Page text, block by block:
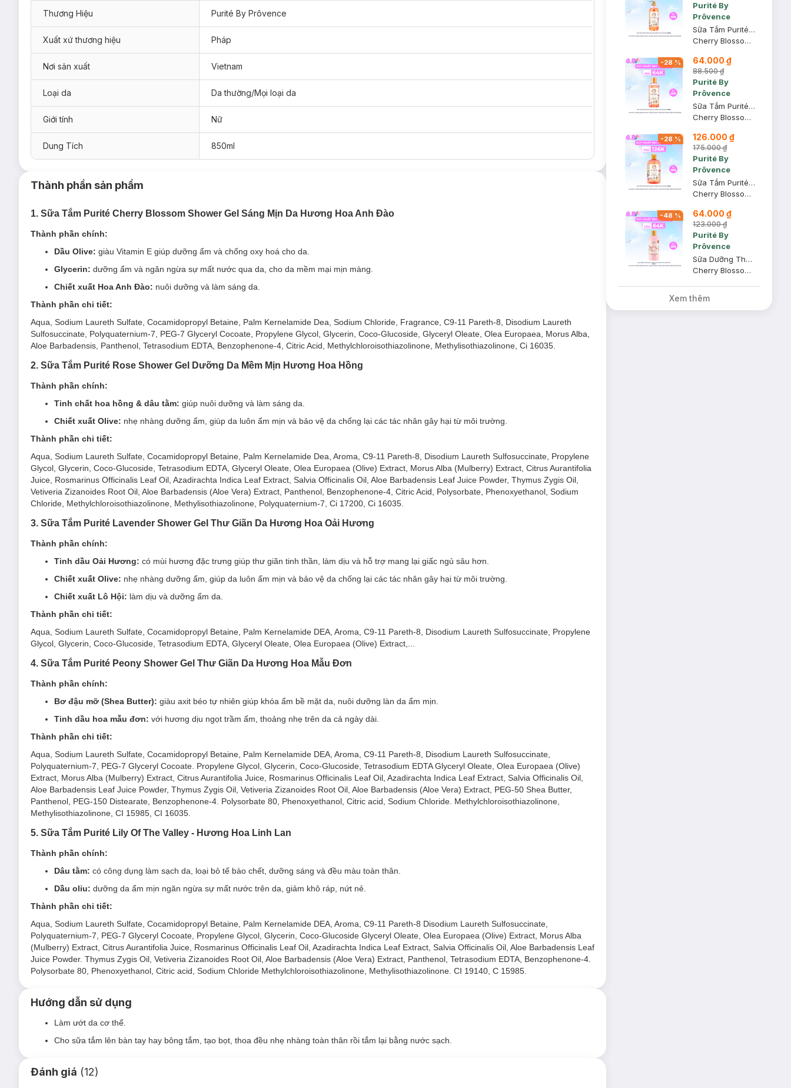
Ưu thế nổi bật của Sữa Tắm Purité Cherry Blossom Shower Gel:
giàu Vitamin E giúp dưỡng ẩm và chống oxy hoá cho da.
Bổ sung thêmGlycerin
Hương thơm nhẹ nhàng tự nhiên của chiết xuất Hoa Anh Đàolưu lại trên cơ thể, đồng thời giúp nuôi dưỡng và làm sáng da.
2. Sữa Tắm Purité Rose Shower Gel Dưỡng Da Mềm Mịn Hương Hoa Hồng
Sữa Tắm Purité Rose Shower Gel Mềm Mịn Hoa Hồng
lưu lại hương hoa hồng nồng nàn quyến rũ trên làn da tự nhiên của bạn.
Thương Hiệu Purité By Prôvence
Xuất xứ thương hiệu Pháp
Nơi sản xuất Vietnam
Loại da Da thường/Mọi loại da
Giới tính Nữ
Dung Tích 850ml
Thành phần sản phẩm
1. Sữa Tắm Purité Cherry Blossom Shower Gel Sáng Mịn Da Hương Hoa Anh Đào
Thành phần chính:
Dầu Olive: giàu Vitamin E giúp dưỡng ẩm và chống oxy hoá cho da.
Glycerin: dưỡng ẩm và ngăn ngừa sự mất nước qua da, cho da mềm mại mịn màng.
Chiết xuất Hoa Anh Đào: nuôi dưỡng và làm sáng da.
Thành phần chi tiết:
Aqua, Sodium Laureth Sulfate, Cocamidopropyl Betaine, Palm Kernelamide Dea, Sodium Chloride, Fragrance, C9-11 Pareth-8, Disodium Laureth
Sulfosuccinate, Polyquaternium-7, PEG-7 Glyceryl Cocoate, Propylene Glycol, Glycerin, Coco-Glucoside, Glyceryl Oleate, Olea Europaea, Morus Alba,
Aloe Barbadensis, Panthenol, Tetrasodium EDTA, Benzophenone-4, Citric Acid, Methylchloroisothiazolinone, Methylisothiazolinone, Ci 16035.
2. Sữa Tắm Purité Rose Shower Gel Dưỡng Da Mềm Mịn Hương Hoa Hồng
Thành phần chính:
Tinh chất hoa hồng & dâu tằm: giúp nuôi dưỡng và làm sáng da.
Chiết xuất Olive: nhẹ nhàng dưỡng ẩm, giúp da luôn ẩm mịn và bảo vệ da chống lại các tác nhân gây hại từ môi trường.
Thành phần chi tiết:
Aqua, Sodium Laureth Sulfate, Cocamidopropyl Betaine, Palm Kernelamide Dea, Aroma, C9-11 Pareth-8, Disodium Laureth Sulfosuccinate, Propylene
Glycol, Glycerin, Coco-Glucoside, Tetrasodium EDTA, Glyceryl Oleate, Olea Europaea (Olive) Extract, Morus Alba (Mulberry) Extract, Citrus Aurantifolia
Juice, Rosmarinus Officinalis Leaf Oil, Azadirachta Indica Leaf Extract, Salvia Officinalis Oil, Aloe Barbadensis Leaf Juice Powder, Thymus Zygis Oil,
Vetiveria Zizanoides Root Oil, Aloe Barbadensis (Aloe Vera) Extract, Panthenol, Benzophenone-4, Citric Acid, Polysorbate, Phenoxyethanol, Sodium
Chloride, Methylchloroisothiazolinone, Methylisothiazolinone, Polyquaternium-7, Ci 17200, Ci 16035.
3. Sữa Tắm Purité Lavender Shower Gel Thư Giãn Da Hương Hoa Oải Hương
Thành phần chính:
Tinh dầu Oải Hương: có mùi hương đặc trưng giúp thư giãn tinh thần, làm dịu và hỗ trợ mang lại giấc ngủ sâu hơn.
Chiết xuất Olive: nhẹ nhàng dưỡng ẩm, giúp da luôn ẩm mịn và bảo vệ da chống lại các tác nhân gây hại từ môi trường.
Chiết xuất Lô Hội: làm dịu và dưỡng ẩm da.
Thành phần chi tiết:
Aqua, Sodium Laureth Sulfate, Cocamidopropyl Betaine, Palm Kernelamide DEA, Aroma, C9-11 Pareth-8, Disodium Laureth Sulfosuccinate, Propylene
Glycol, Glycerin, Coco-Glucoside, Tetrasodium EDTA, Glyceryl Oleate, Olea Europaea (Olive) Extract,...
4. Sữa Tắm Purité Peony Shower Gel Thư Giãn Da Hương Hoa Mẫu Đơn
Thành phần chính:
Bơ đậu mỡ (Shea Butter): giàu axit béo tự nhiên giúp khóa ẩm bề mặt da, nuôi dưỡng làn da ẩm mịn.
Tinh dầu hoa mẫu đơn: với hương dịu ngọt trầm ấm, thoảng nhẹ trên da cả ngày dài.
Thành phần chi tiết:
Aqua, Sodium Laureth Sulfate, Cocamidopropyl Betaine, Palm Kernelamide DEA, Aroma, C9-11 Pareth-8, Disodium Laureth Sulfosuccinate,
Polyquaternium-7, PEG-7 Glyceryl Cocoate. Propylene Glycol, Glycerin, Coco-Glucoside, Tetrasodium EDTA Glyceryl Oleate, Olea Europaea (Olive)
Extract, Morus Alba (Mulberry) Extract, Citrus Aurantifolia Juice, Rosmarinus Officinalis Leaf Oil, Azadirachta Indica Leaf Extract, Salvia Officinalis Oil,
Aloe Barbadensis Leaf Juice Powder, Thymus Zygis Oil, Vetiveria Zizanoides Root Oil, Aloe Barbadensis (Aloe Vera) Extract, PEG-50 Shea Butter,
Panthenol, PEG-150 Distearate, Benzophenone-4. Polysorbate 80, Phenoxyethanol, Citric acid, Sodium Chloride. Methylchloroisothiazolinone,
Methylisothiazolinone, CI 15985, CI 16035.
5. Sữa Tắm Purité Lily Of The Valley - Hương Hoa Linh Lan
Thành phần chính:
Dâu tằm: có công dụng làm sạch da, loại bỏ tế bào chết, dưỡng sáng và đều màu toàn thân.
Dầu oliu: dưỡng da ẩm mịn ngăn ngừa sự mất nước trên da, giảm khô ráp, nứt nẻ.
Thành phần chi tiết:
Aqua, Sodium Laureth Sulfate, Cocamidopropyl Betaine, Palm Kernelamide DEA, Aroma, C9-11 Pareth-8 Disodium Laureth Sulfosuccinate,
Polyquaternium-7, PEG-7 Glyceryl Cocoate, Propylene Glycol, Glycerin, Coco-Glucoside Glyceryl Oleate, Olea Europaea (Olive) Extract, Morus Alba
(Mulberry) Extract, Citrus Aurantifolia Juice, Rosmarinus Officinalis Leaf Oil, Azadirachta Indica Leaf Extract, Salvia Officinalis Oil, Aloe Barbadensis Leaf
Juice Powder. Thymus Zygis Oil, Vetiveria Zizanoides Root Oil, Aloe Barbadensis (Aloe Vera) Extract, Panthenol, Tetrasodium EDTA, Benzophenone-4.
Polysorbate 80, Phenoxyethanol, Citric acid, Sodium Chloride Methylchloroisothiazolinone, Methylisothiazolinone. CI 19140, C 15985.
Hướng dẫn sử dụng
Làm ướt da cơ thể.
Cho sữa tắm lên bàn tay hay bông tắm, tạo bọt, thoa đều nhẹ nhàng toàn thân rồi tắm lại bằng nước sạch.
Đánh giá (12)
Purité By
Prôvence
Sữa Tắm Purité Sáng Mịn Da Hương Hoa Anh Đào 1100ml
Cherry Blossom Shower Gel
-28 % 64.000 ₫
88.500 ₫
Purité By
Prôvence
Sữa Tắm Purité Sáng Mịn Da Hương Hoa Anh Đào 250ml
Cherry Blossom Shower Gel
-28 % 126.000 ₫
175.000 ₫
Purité By
Prôvence
Sữa Tắm Purité Sáng Mịn Da Hương Hoa Anh Đào 500ml
Cherry Blossom Shower Gel
-48 % 64.000 ₫
123.000 ₫
Purité By
Prôvence
Sữa Dưỡng Thể Purité Sáng Mịn Hương Hoa Anh Đào 250ml
Cherry Blossom Brightening Lotion
Xem thêm